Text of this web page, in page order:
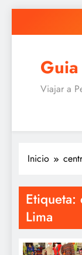
Viajar a
Inicio
Etiqueta:
Lima